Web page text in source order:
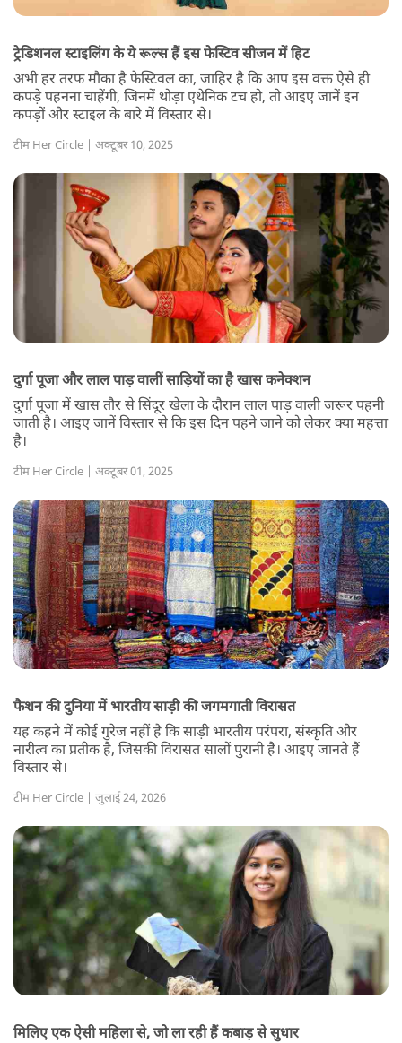
ट्रेडिशनल स्टाइलिंग के ये रूल्स हैं इस फेस्टिव सीजन में हिट
अभी हर तरफ मौका है फेस्टिवल का, जाहिर है कि आप इस वक्त ऐसे ही
कपड़े पहनना चाहेंगी, जिनमें थोड़ा एथेनिक टच हो, तो आइए जानें इन
कपड़ों और स्टाइल के बारे में विस्तार से।
टीम Her Circle | अक्टूबर 10, 2025
दुर्गा पूजा और लाल पाड़ वालीं साड़ियों का है खास कनेक्शन
दुर्गा पूजा में खास तौर से सिंदूर खेला के दौरान लाल पाड़ वाली जरूर पहनी
जाती है। आइए जानें विस्तार से कि इस दिन पहने जाने को लेकर क्या महत्ता
है।
टीम Her Circle | अक्टूबर 01, 2025
फैशन की दुनिया में भारतीय साड़ी की जगमगाती विरासत
यह कहने में कोई गुरेज नहीं है कि साड़ी भारतीय परंपरा, संस्कृति और
नारीत्व का प्रतीक है, जिसकी विरासत सालों पुरानी है। आइए जानते हैं
विस्तार से।
टीम Her Circle | जुलाई 24, 2026
मिलिए एक ऐसी महिला से, जो ला रही हैं कबाड़ से सुधार